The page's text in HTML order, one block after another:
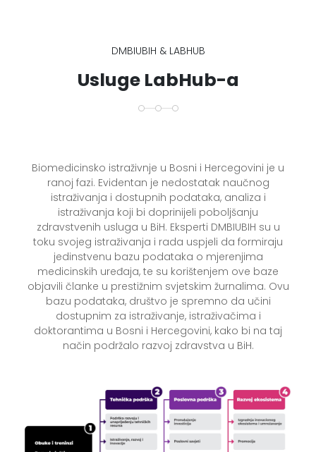
DMBIUBIH & LABHUB
Usluge LabHub-a
Biomedicinsko istraživnje u Bosni i Hercegovini je u
ranoj fazi. Evidentan je nedostatak naučnog
istraživanja i dostupnih podataka, analiza i
istraživanja koji bi doprinijeli poboljšanju
zdravstvenih usluga u BiH. Eksperti DMBIUBIH su u
toku svojeg istraživanja i rada uspjeli da formiraju
jedinstvenu bazu podataka o mjerenjima
medicinskih uređaja, te su korištenjem ove baze
objavili članke u prestižnim svjetskim žurnalima. Ovu
bazu podataka, društvo je spremno da učini
dostupnim za istraživanje, istraživačima i
doktorantima u Bosni i Hercegovini, kako bi na taj
način podržalo razvoj zdravstva u BiH.